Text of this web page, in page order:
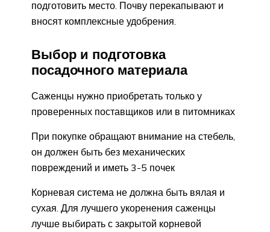
подготовить место. Почву перекапывают и
вносят комплексные удобрения.
Выбор и подготовка
посадочного материала
Саженцы нужно приобретать только у
проверенных поставщиков или в питомниках
При покупке обращают внимание на стебель,
он должен быть без механических
повреждений и иметь 3-5 почек
Корневая система не должна быть вялая и
сухая. Для лучшего укоренения саженцы
лучше выбирать с закрытой корневой